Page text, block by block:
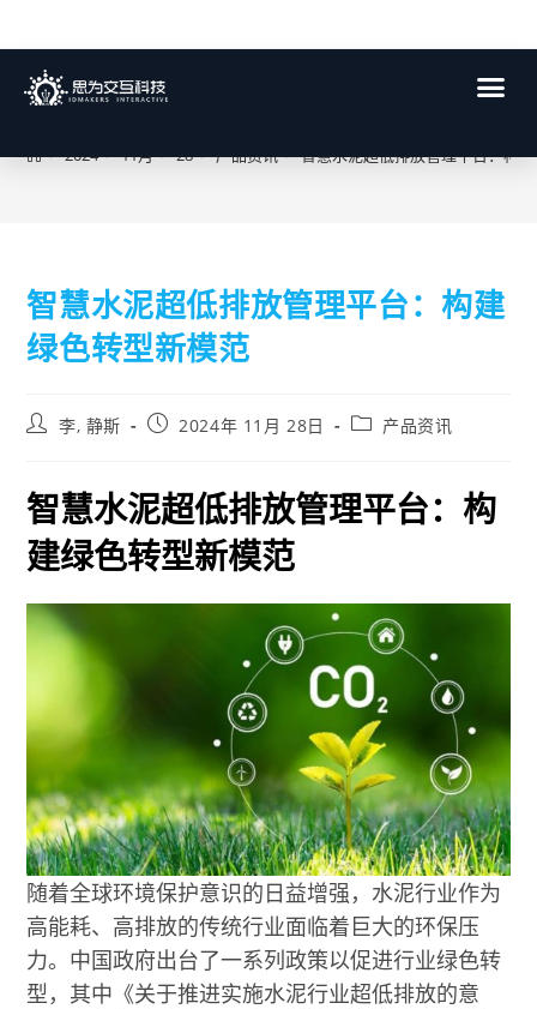
博客
> 2024 > 11月 > 28 > 产品资讯 > 智慧水泥超低排放管理平台：构
智慧水泥超低排放管理平台：构建
绿色转型新模范
李, 静斯 2024年 11月 28日 产品资讯
智慧水泥超低排放管理平台：构
建绿色转型新模范
随着全球环境保护意识的日益增强，水泥行业作为
高能耗、高排放的传统行业面临着巨大的环保压
力。中国政府出台了一系列政策以促进行业绿色转
型，其中《关于推进实施水泥行业超低排放的意